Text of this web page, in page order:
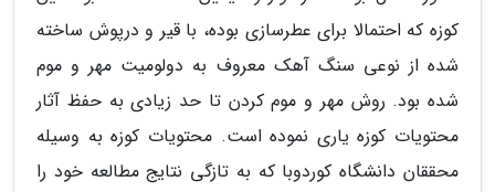
کوزه که احتمالا برای عطرسازی بوده، با قیر و درپوش ساخته
شده از نوعی سنگ آهک معروف به دولومیت مهر و موم
شده بود. روش مهر و موم کردن تا حد زیادی به حفظ آثار
محتویات کوزه یاری نموده است. محتویات کوزه به وسیله
محققان دانشگاه کوردوبا که به تازگی نتایج مطالعه خود را